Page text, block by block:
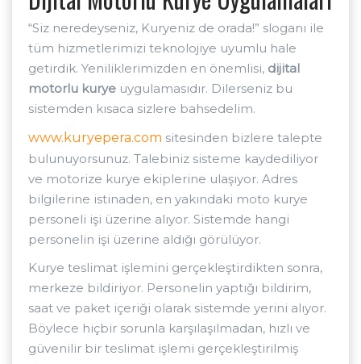
“Siz neredeyseniz, Kuryeniz de orada!” sloganı ile
tüm hizmetlerimizi teknolojiye uyumlu hale
getirdik. Yeniliklerimizden en önemlisi, dijital
motorlu kurye uygulamasıdır. Dilerseniz bu
sistemden kısaca sizlere bahsedelim.
www.kuryepera.com sitesinden bizlere talepte
bulunuyorsunuz. Talebiniz sisteme kaydediliyor
ve motorize kurye ekiplerine ulaşıyor. Adres
bilgilerine istinaden, en yakındaki moto kurye
personeli işi üzerine alıyor. Sistemde hangi
personelin işi üzerine aldığı görülüyor.
Kurye teslimat işlemini gerçekleştirdikten sonra,
merkeze bildiriyor. Personelin yaptığı bildirim,
saat ve paket içeriği olarak sistemde yerini alıyor.
Böylece hiçbir sorunla karşılaşılmadan, hızlı ve
güvenilir bir teslimat işlemi gerçekleştirilmiş